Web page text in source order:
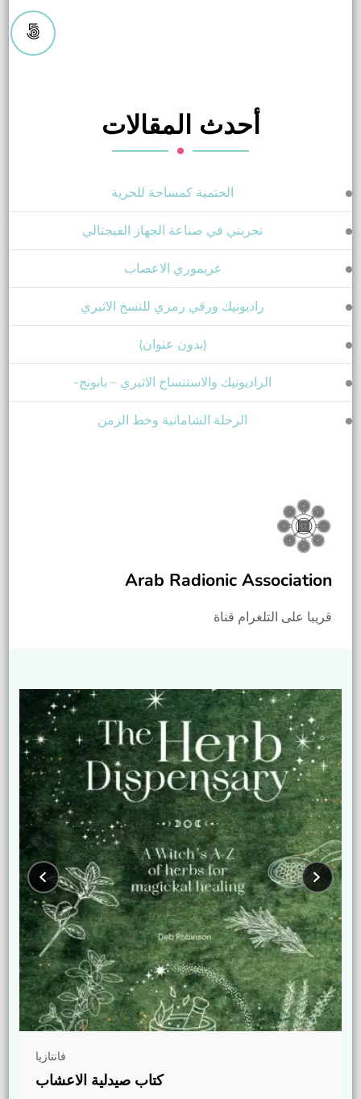
أحدث المقالات
الحتمية كمساحة للحرية
تجربتي في صناعة الجهاز الفيجتالي
غريموري الاعصاب
راديونيك ورقي رمزي للنسخ الاثيري
(بدون عنوان)
الراديونيك والاستنساخ الاثيري – بابونج-
الرحلة الشامانية وخط الزمن
Arab Radionic Association
قريبا على التلغرام قناة
فانتازيا
كتاب صيدلية الاعشاب